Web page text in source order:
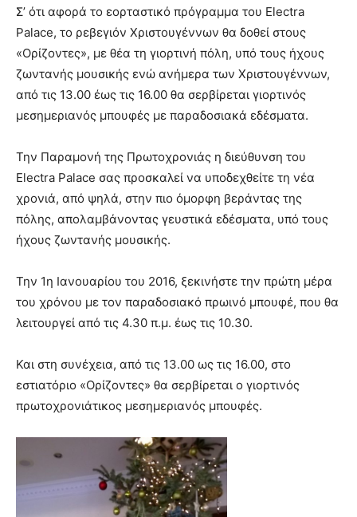
Σ’ ότι αφορά το εορταστικό πρόγραμμα του Electra
Palace, το ρεβεγιόν Χριστουγέννων θα δοθεί στους
«Ορίζοντες», με θέα τη γιορτινή πόλη, υπό τους ήχους
ζωντανής μουσικής ενώ ανήμερα των Χριστουγέννων,
από τις 13.00 έως τις 16.00 θα σερβίρεται γιορτινός
μεσημεριανός μπουφές με παραδοσιακά εδέσματα.
Την Παραμονή της Πρωτοχρονιάς η διεύθυνση του
Electra Palace σας προσκαλεί να υποδεχθείτε τη νέα
χρονιά, από ψηλά, στην πιο όμορφη βεράντας της
πόλης, απολαμβάνοντας γευστικά εδέσματα, υπό τους
ήχους ζωντανής μουσικής.
Την 1η Ιανουαρίου του 2016, ξεκινήστε την πρώτη μέρα
του χρόνου με τον παραδοσιακό πρωινό μπουφέ, που θα
λειτουργεί από τις 4.30 π.μ. έως τις 10.30.
Και στη συνέχεια, από τις 13.00 ως τις 16.00, στο
εστιατόριο «Ορίζοντες» θα σερβίρεται ο γιορτινός
πρωτοχρονιάτικος μεσημεριανός μπουφές.